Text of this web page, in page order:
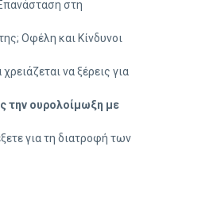
στη
Οφέλη και Κίνδυνοι
να ξέρεις για
την ουρολοίμωξη με
για τη διατροφή των